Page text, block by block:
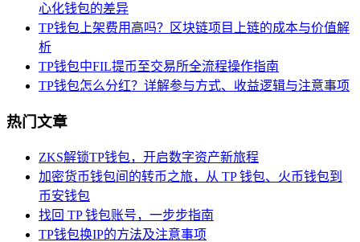
心化钱包的差异
TP钱包上架费用高吗？区块链项目上链的成本与价值解
析
TP钱包中FIL提币至交易所全流程操作指南
TP钱包怎么分红？详解参与方式、收益逻辑与注意事项
热门文章
ZKS解锁TP钱包，开启数字资产新旅程
加密货币钱包间的转币之旅，从 TP 钱包、火币钱包到
币安钱包
找回 TP 钱包账号，一步步指南
TP钱包换IP的方法及注意事项